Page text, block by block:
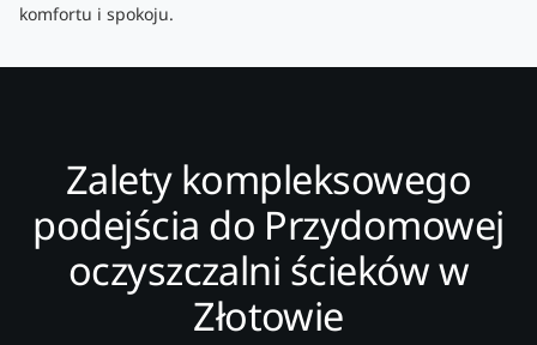
komfortu i spokoju.
Zalety kompleksowego
podejścia do Przydomowej
oczyszczalni ścieków w
Złotowie